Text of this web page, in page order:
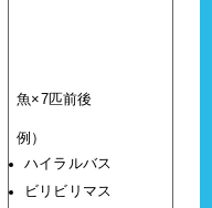
魚×7匹前後
例）
ハイラルバス
ビリビリマス